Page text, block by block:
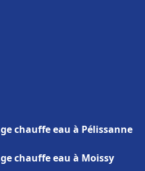
chauffe eau à Pélissanne
chauffe eau à Moissy